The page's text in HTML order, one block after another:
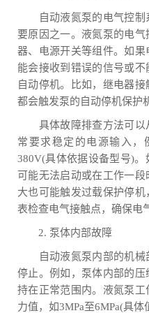
自动液氮泵的电气控制
要原因之一。液氮泵的电
器、电源开关等组件。如果
能会接收到错误的信号或
自动停机。比如，继电器
都会触发泵的自动停机保护
具体故障排查方法可以
常要求稳定的电源输入，
380V(具体依据设备型号)
可能无法启动或在工作一
大也可能触发过载保护停
表检查电气接触点，确保电
2. 泵体内部故障
自动液氮泵内部的机械
停止。例如，泵体内部的
持在正常范围内。液氮泵
力值，如3MPa至6MPa(具